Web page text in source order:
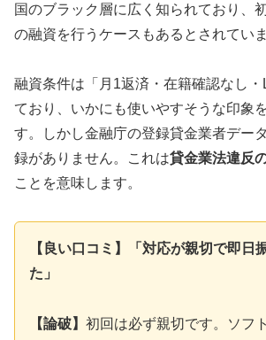
国のブラック層に広く知られており、
の融資を行うケースもあるとされていま
融資条件は「月1返済・在籍確認なし
ており、いかにも使いやすそうな印象
す。しかし金融庁の登録貸金業者デー
録がありません。これは貸金業法違反
ことを意味します。
【良い口コミ】「対応が親切で即日
た」
【論破】 初回は必ず親切です。ソフ